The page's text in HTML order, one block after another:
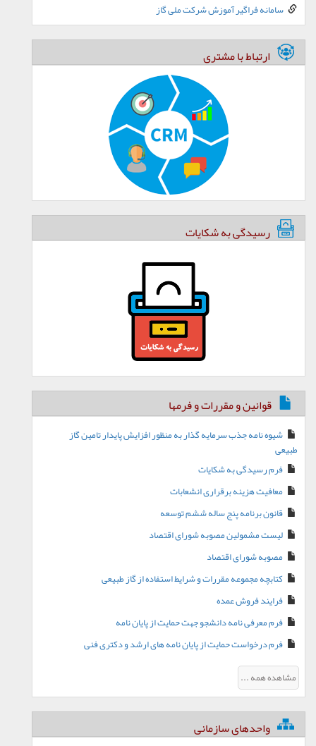
سامانه فراگیر آموزش شرکت ملی گاز
ارتباط با مشتری
رسیدگی به شکایات
قوانین و مقررات و فرمها
شیوه نامه جذب سرمایه گذار به منظور افزایش پایدار تامین گاز
طبیعی
فرم رسیدگی به شکایات
معافیت هزینه برقراری انشعابات
قانون برنامه پنج ساله ششم توسعه
لیست مشمولین مصوبه شورای اقتصاد
مصوبه شورای اقتصاد
کتابچه مجموعه مقررات و شرایط استفاده از گاز طبیعی
فرایند فروش عمده
فرم معرفی نامه دانشجو جهت حمایت از پایان نامه
فرم درخواست حمایت از پایان نامه های ارشد و دکتری فنی
مشاهده همه ...
واحدهای سازمانی